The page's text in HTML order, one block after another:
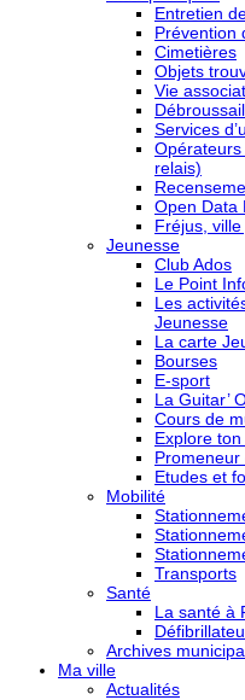
Entretien
Prévention
Cimetières
Objets
Vie
Services
relais)
Open Data
Fréjus,
Jeunesse
Club Ados
Le Point
Les
Jeunesse
La carte
Bourses
E-sport
La Guitar’
Cours de
Explore
Promeneur
Etudes et
Mobilité
Transports
Santé
La santé à
Archives
Ma ville
Actualités